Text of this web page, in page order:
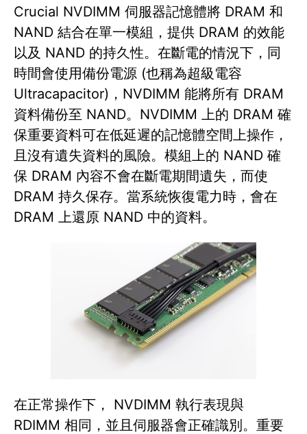
Crucial NVDIMM 伺服器記憶體將 DRAM 和
NAND 結合在單一模組，提供 DRAM 的效能
以及 NAND 的持久性。在斷電的情況下，同
時間會使用備份電源 (也稱為超級電容
Ultracapacitor)，NVDIMM 能將所有 DRAM
資料備份至 NAND。NVDIMM 上的 DRAM 確
保重要資料可在低延遲的記憶體空間上操作，
且沒有遺失資料的風險。模組上的 NAND 確
保 DRAM 內容不會在斷電期間遺失，而使
DRAM 持久保存。當系統恢復電力時，會在
DRAM 上還原 NAND 中的資料。
在正常操作下， NVDIMM 執行表現與
RDIMM 相同，並且伺服器會正確識別。重要